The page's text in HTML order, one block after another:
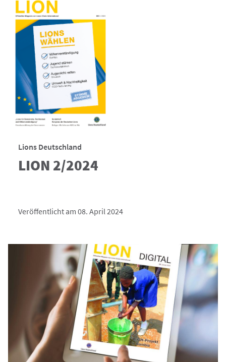
Lions Deutschland
LION 2/2024
Veröffentlicht am 08. April 2024